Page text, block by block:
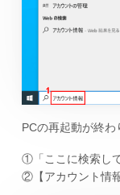
PCの再起動が終わ
①「ここに検索し
②【アカウント情